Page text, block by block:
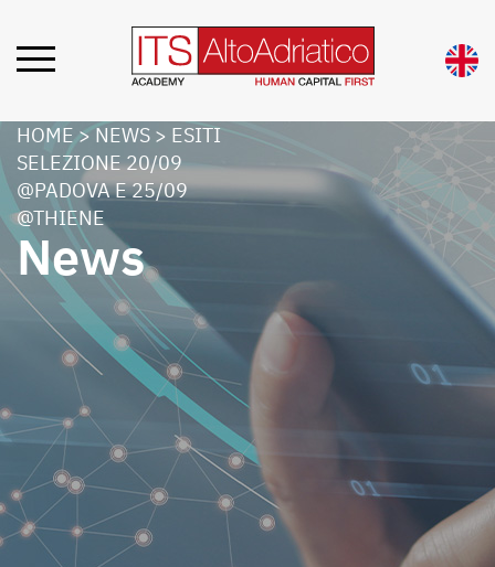
HOME>NEWS > ESITI
SELEZIONE 20/09
@PADOVA E 25/09
@THIENE
News